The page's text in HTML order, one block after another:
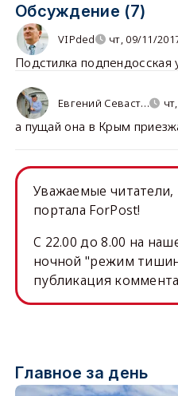
Обсуждение (7)
VIPded чт, 09/11/
Подстилка подпендосская
Евгений Севаст…
а пущай она в Крым
Уважаемые
портала ForPost!
C 22.00 до 8.00 на
ночной "режим
публикация
Главное за день